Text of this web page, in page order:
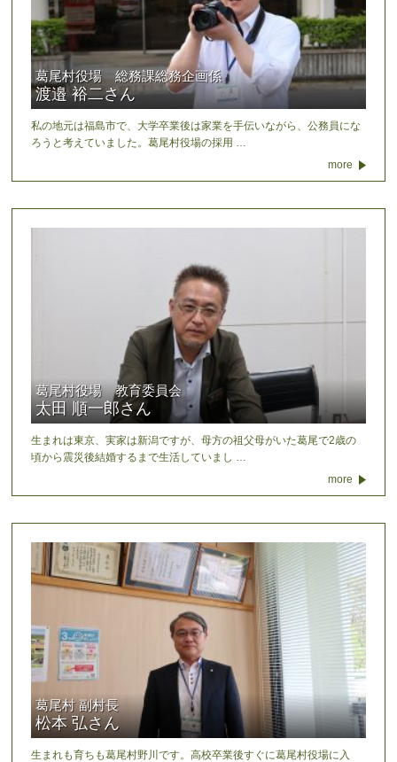
葛尾村役場 総務課総務企画係
渡邉 裕二さん
私の地元は福島市で、大学卒業後は家業を手伝いながら、公務員にな
ろうと考えていました。葛尾村役場の採用 …
more
葛尾村役場 教育委員会
太田 順一郎さん
生まれは東京、実家は新潟ですが、母方の祖父母がいた葛尾で2歳の
頃から震災後結婚するまで生活していまし …
more
葛尾村 副村長
松本 弘さん
生まれも育ちも葛尾村野川です。高校卒業後すぐに葛尾村役場に入